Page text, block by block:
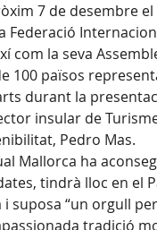
7 de desembre
Federació
com la seva
100 països
durant la
insular de
Pedro Mas.
Mallorca ha
tindrà lloc en el
i suposa “un orgull
tradició